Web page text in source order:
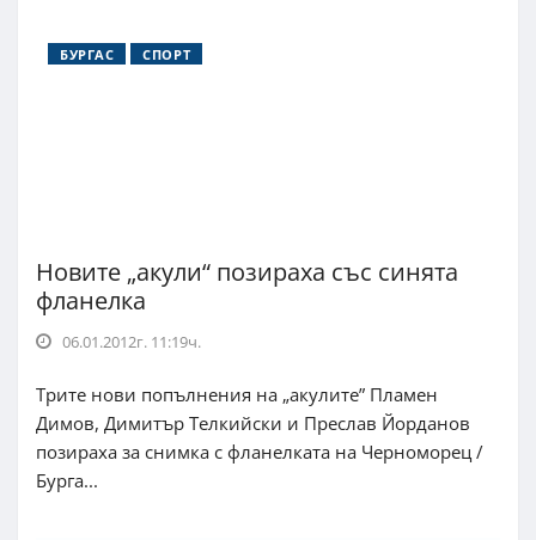
БУРГАС СПОРТ
Новите „акули“ позираха със синята
фланелка
06.01.2012г. 11:19ч.
Трите нови попълнения на „акулите” Пламен
Димов, Димитър Телкийски и Преслав Йорданов
позираха за снимка с фланелката на Черноморец /
Бурга...